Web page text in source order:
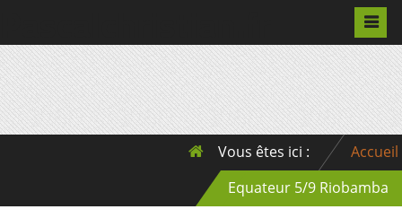
Vous êtes ici :
Accueil
Equateur 5/9 Riobamba